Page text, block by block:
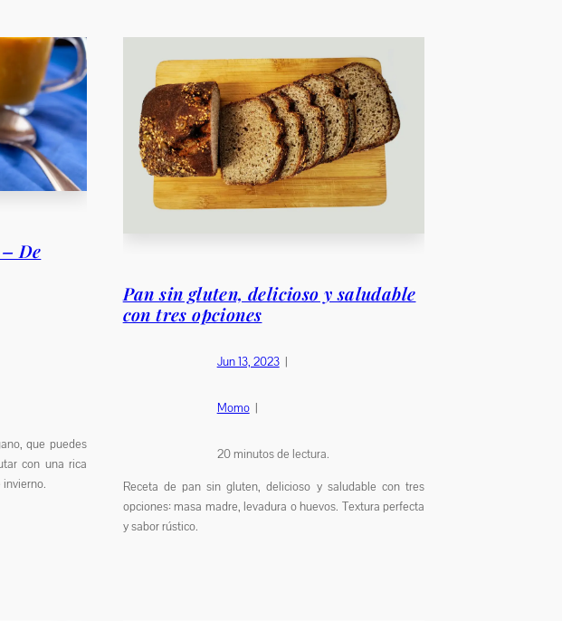
De
que puedes
con una rica
Pan sin gluten, delicioso y saludable
con tres opciones
Jun 13, 2023 |
Momo |
20minutos de lectura.
Receta de pan sin gluten, delicioso y saludable con tres
opciones: masa madre, levadura o huevos. Textura perfecta
y sabor rústico.